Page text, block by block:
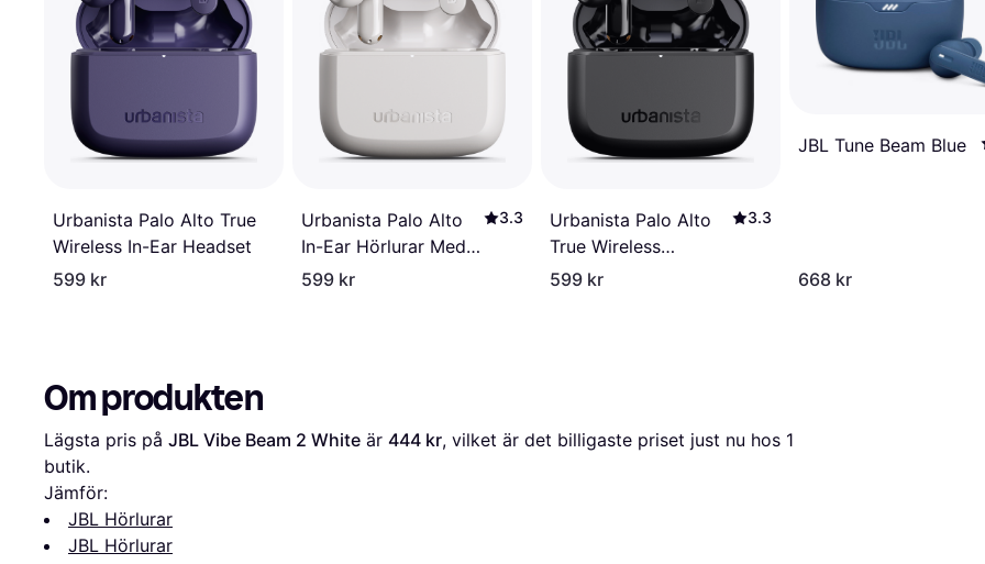
Urbanista Palo Alto True
Wireless In-Ear Headset
599 kr
Urbanista Palo Alto
In-Ear Hörlurar Med
Adaptiv ANC
3.3
599 kr
Urbanista Palo Alto
True Wireless
Headphone
3.3
599 kr
JBL Tune Beam Blue
668 kr
Om produkten
Lägsta pris på JBL Vibe Beam 2 White är 444 kr, vilket är det billigaste priset just nu hos 1
butik.
Jämför:
JBL Hörlurar
JBL Hörlurar